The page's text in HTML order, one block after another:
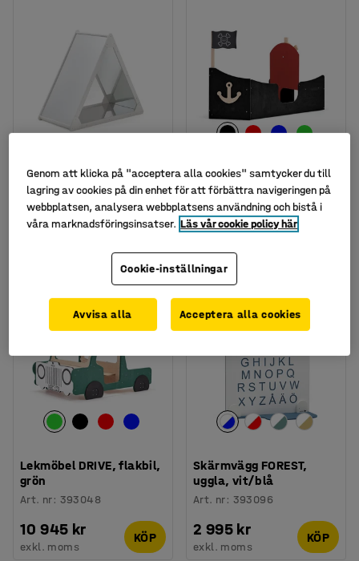
Spegelhus,
1300x1300x650 mm
Art. nr:391243
KÖP
Lekmöbel FLOAT,
piratbåt, svart
Art. nr:393074
exkl. moms
Lekmöbel DRIVE, flakbil,
grön
Art. nr: 393048
10 945 kr
exkl. moms
KÖP
Skärmvägg FOREST,
uggla, vit/blå
Art. nr: 393096
2 995 kr
exkl. moms
KÖP
Genom att klicka på "acceptera alla cookies" samtycker du till
lagring av cookies på din enhet för att förbättra navigeringen på
webbplatsen, analysera webbplatsens användning och bistå i
våra marknadsföringsinsatser. Läs vår cookie policy här
Cookie-inställningar
Avvisa alla Acceptera alla cookies